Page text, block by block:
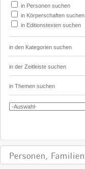
in Personen suchen
in Körperschaften suchen
in Editionstexten suchen
in den Kategorien suchen
in der Zeitleiste suchen
in Themen suchen